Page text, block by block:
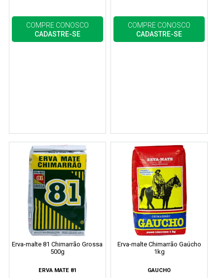
COMPRE CONOSCO
CADASTRE-SE
COMPRE CONOSCO
CADASTRE-SE
Erva-malte 81 Chimarrão Grossa
500g
ERVA MATE 81
Erva-malte Chimarrão Gaúcho
1kg
GAUCHO